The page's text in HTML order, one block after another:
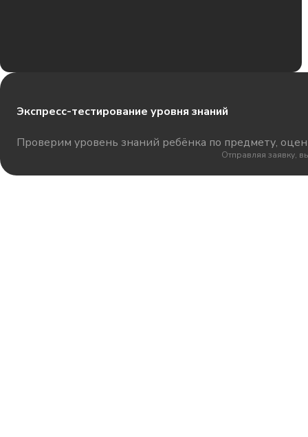
Экспресс-тестирование уровня знаний
Проверим уровень знаний ребёнка по предмету,
Отправляя заявку,